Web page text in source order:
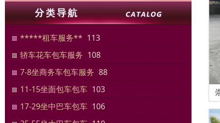
*****租车服务** 113
轿车花车包车服务 108
7-8坐商务车包车服务 88
11-15坐面包车包车 103
17-29坐中巴车包车 106